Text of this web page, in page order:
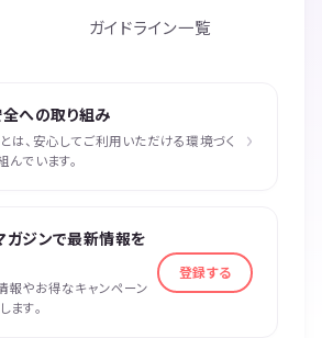
ガイドライン一覧
全への取り組み
は、安心してご利用いただける環境づく
んでいます。
›
ガジンで最新情報を
報やお得なキャンペーン
ます。
登録する